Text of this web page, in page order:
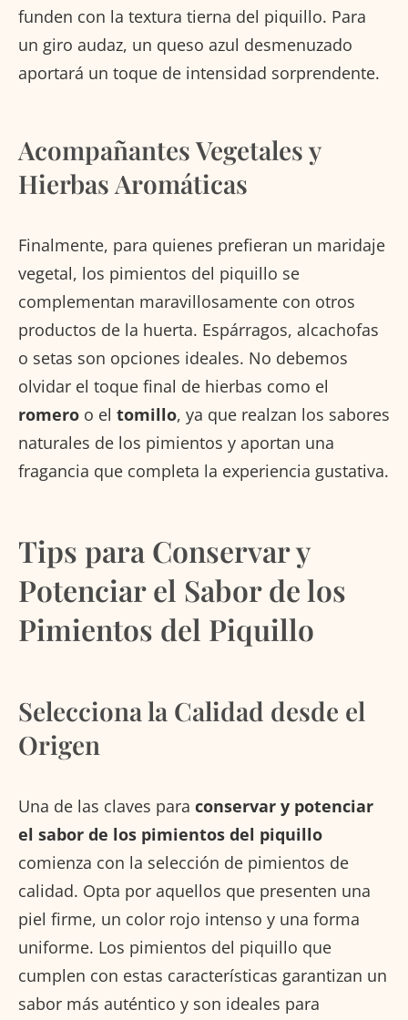
funden con la textura tierna del piquillo. Para
un giro audaz, un queso azul desmenuzado
aportará un toque de intensidad sorprendente.
Acompañantes Vegetales y
Hierbas Aromáticas
Finalmente, para quienes prefieran un maridaje
vegetal, los pimientos del piquillo se
complementan maravillosamente con otros
productos de la huerta. Espárragos, alcachofas
o setas son opciones ideales. No debemos
olvidar el toque final de hierbas como el
romero o el tomillo, ya que realzan los sabores
naturales de los pimientos y aportan una
fragancia que completa la experiencia gustativa.
Tips para Conservar y
Potenciar el Sabor de los
Pimientos del Piquillo
Selecciona la Calidad desde el
Origen
Una de las claves para conservar y potenciar
el sabor de los pimientos del piquillo
comienza con la selección de pimientos de
calidad. Opta por aquellos que presenten una
piel firme, un color rojo intenso y una forma
uniforme. Los pimientos del piquillo que
cumplen con estas características garantizan un
sabor más auténtico y son ideales para